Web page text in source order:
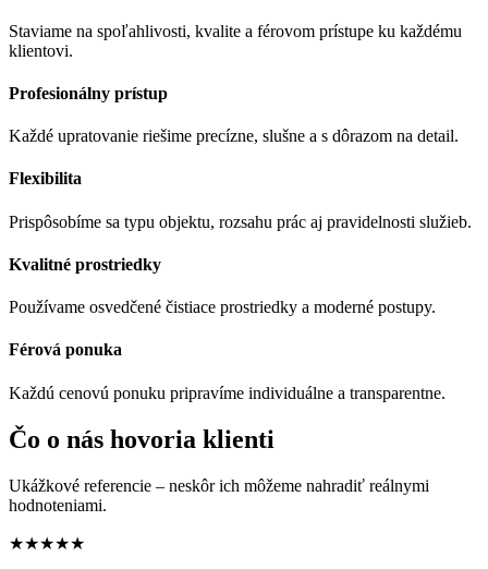
Staviame na spoľahlivosti, kvalite a férovom prístupe ku každému
klientovi.
Profesionálny prístup
Každé upratovanie riešime precízne, slušne a s dôrazom na detail.
Flexibilita
Prispôsobíme sa typu objektu, rozsahu prác aj pravidelnosti služieb.
Kvalitné prostriedky
Používame osvedčené čistiace prostriedky a moderné postupy.
Férová ponuka
Každú cenovú ponuku pripravíme individuálne a transparentne.
Čo o nás hovoria klienti
Ukážkové referencie – neskôr ich môžeme nahradiť reálnymi
hodnoteniami.
★★★★★